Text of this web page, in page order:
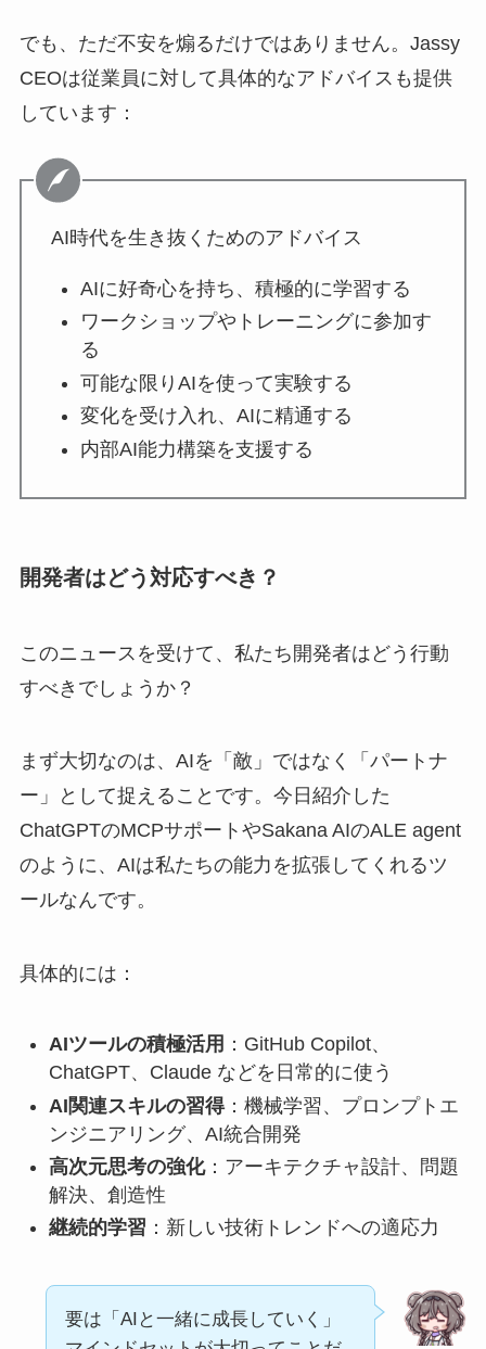
でも、ただ不安を煽るだけではありません。Jassy
CEOは従業員に対して具体的なアドバイスも提供
しています：
AI時代を生き抜くためのアドバイス
AIに好奇心を持ち、積極的に学習する
ワークショップやトレーニングに参加す
る
可能な限りAIを使って実験する
変化を受け入れ、AIに精通する
内部AI能力構築を支援する
開発者はどう対応すべき？
このニュースを受けて、私たち開発者はどう行動
すべきでしょうか？
まず大切なのは、AIを「敵」ではなく「パートナ
ー」として捉えることです。今日紹介した
ChatGPTのMCPサポートやSakana AIのALE agent
のように、AIは私たちの能力を拡張してくれるツ
ールなんです。
具体的には：
AIツールの積極活用 ：GitHub Copilot、
ChatGPT、Claude などを日常的に使う
AI関連スキルの習得：機械学習、プロンプトエ
ンジニアリング、AI統合開発
高次元思考の強化：アーキテクチャ設計、問題
解決、創造性
継続的学習 ：新しい技術トレンドへの適応力
要は「AIと一緒に成長していく」